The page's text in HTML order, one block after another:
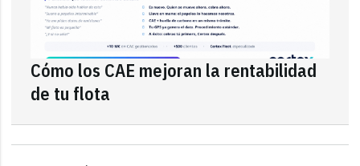
Cómo los CAE mejoran la rentabilidad
de tu flota